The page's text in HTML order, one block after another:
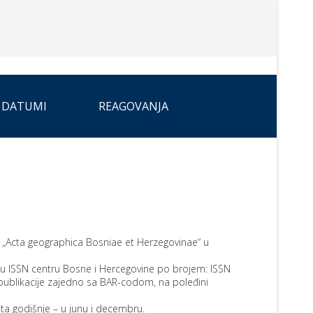
REAGOVANJA
geographica Bosniae et Herzegovinae“ u
centru Bosne i Hercegovine po brojem: ISSN
zajedno sa BAR-codom, na poleđini
godišnje – u junu i decembru.